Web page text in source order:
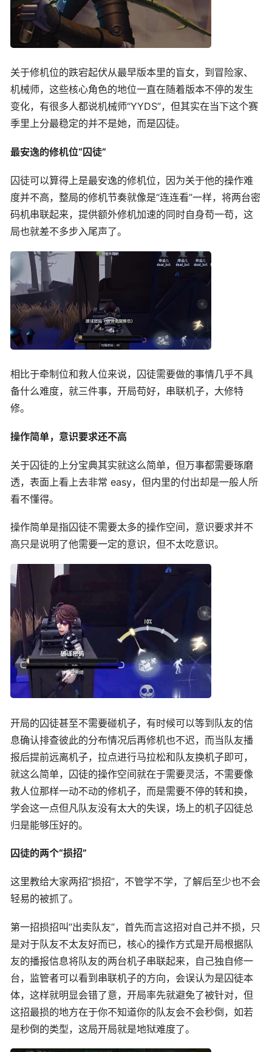
关于修机位的跌宕起伏从最早版本里的盲女，到冒险家、
机械师，这些核心角色的地位一直在随着版本不停的发生
变化，有很多人都说机械师“YYDS”，但其实在当下这个赛
季里上分最稳定的并不是她，而是囚徒。
最安逸的修机位“囚徒”
囚徒可以算得上是最安逸的修机位，因为关于他的操作难
度并不高，整局的修机节奏就像是“连连看”一样，将两台密
码机串联起来，提供额外修机加速的同时自身苟一苟，这
局也就差不多步入尾声了。
相比于牵制位和救人位来说，囚徒需要做的事情几乎不具
备什么难度，就三件事，开局苟好，串联机子，大修特
修。
操作简单，意识要求还不高
关于囚徒的上分宝典其实就这么简单，但万事都需要琢磨
透，表面上看上去非常 easy，但内里的付出却是一般人所
看不懂得。
操作简单是指囚徒不需要太多的操作空间，意识要求并不
高只是说明了他需要一定的意识，但不太吃意识。
开局的囚徒甚至不需要碰机子，有时候可以等到队友的信
息确认排查彼此的分布情况后再修机也不迟，而当队友播
报后提前远离机子，拉点进行马拉松和队友换机子即可，
就这么简单，囚徒的操作空间就在于需要灵活，不需要像
救人位那样一动不动的修机子，而是需要不停的转和换，
学会这一点但凡队友没有太大的失误，场上的机子囚徒总
归是能够压好的。
囚徒的两个“损招”
这里教给大家两招“损招”，不管学不学，了解后至少也不会
轻易的被抓了。
第一招损招叫“出卖队友”，首先而言这招对自己并不损，只
是对于队友不太友好而已，核心的操作方式是开局根据队
友的播报信息将队友的两台机子串联起来，自己独自修一
台，监管者可以看到串联机子的方向，会误认为是囚徒本
体，这样就明显会错了意，开局率先就避免了被针对，但
这招最损的地方在于你不知道你的队友会不会秒倒，如若
是秒倒的类型，这局开局就是地狱难度了。